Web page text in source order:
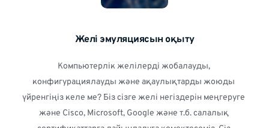
Желі эмуляциясын оқыту
Компьютерлік желілерді жобалауды,
конфигурациялауды және ақаулықтарды жоюды
үйренгіңіз келе ме? Біз сізге желі негіздерін меңгеруге
және Cisco, Microsoft, Google және т.б. салалық